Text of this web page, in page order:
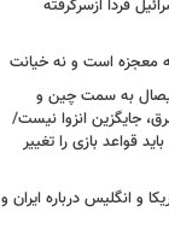
فردا ازسرگرفته
معجزه است و نه خیانت
به سمت چین و
جایگزین انزوا نیست/
قواعد بازی را تغییر
و انگلیس درباره ایران و